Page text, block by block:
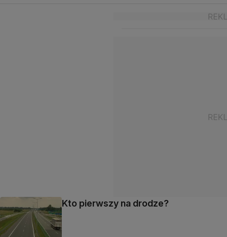
Kto pierwszy na drodze?